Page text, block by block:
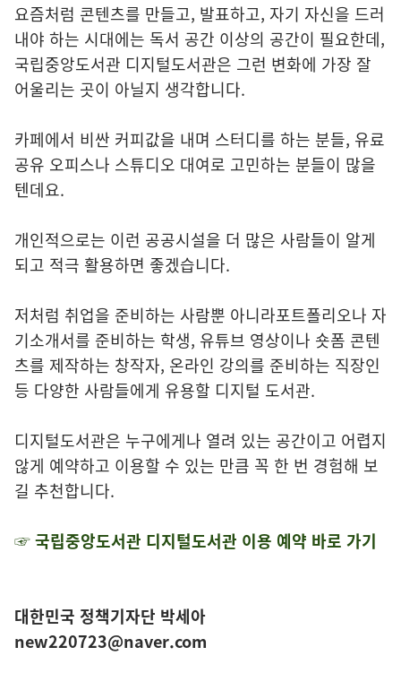
요즘처럼 콘텐츠를 만들고, 발표하고, 자기 자신을 드러
내야 하는 시대에는 독서 공간 이상의 공간이 필요한데,
국립중앙도서관 디지털도서관은 그런 변화에 가장 잘
어울리는 곳이 아닐지 생각합니다.
카페에서 비싼 커피값을 내며 스터디를 하는 분들, 유료
공유 오피스나 스튜디오 대여로 고민하는 분들이 많을
텐데요.
개인적으로는 이런 공공시설을 더 많은 사람들이 알게
되고 적극 활용하면 좋겠습니다.
저처럼 취업을 준비하는 사람뿐 아니라포트폴리오나 자
기소개서를 준비하는 학생, 유튜브 영상이나 숏폼 콘텐
츠를 제작하는 창작자, 온라인 강의를 준비하는 직장인
등 다양한 사람들에게 유용할 디지털 도서관.
디지털도서관은 누구에게나 열려 있는 공간이고 어렵지
않게 예약하고 이용할 수 있는 만큼 꼭 한 번 경험해 보
길 추천합니다.
☞ 국립중앙도서관 디지털도서관 이용 예약 바로 가기
대한민국 정책기자단 박세아
new220723@naver.com